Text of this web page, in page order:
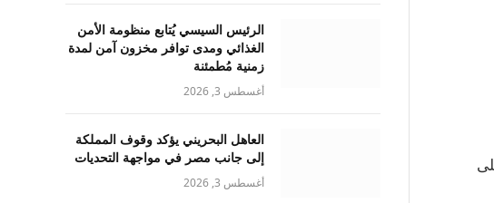
الرئيس السيسي يُتابع منظومة الأمن
الغذائي ومدى توافر مخزون آمن لمدة
زمنية مُطمئنة
أغسطس 3, 2026
العاهل البحريني يؤكد وقوف المملكة
إلى جانب مصر في مواجهة التحديات
أغسطس 3, 2026